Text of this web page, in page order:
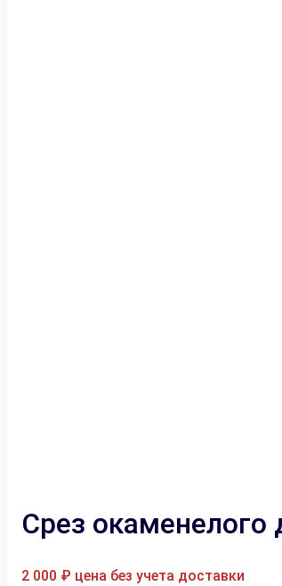
Срез окаменелого
2 000 ₽ цена без учета доставки